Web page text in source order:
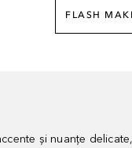
FLASH
și nuanțe